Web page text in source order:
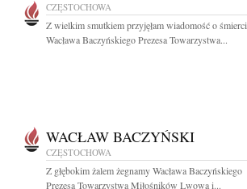
CZĘSTOCHOWA
Z wielkim smutkiem przyjęłam wiadomość o śmierci
Wacława Baczyńskiego Prezesa Towarzystwa...
WACŁAW BACZYŃSKI
CZĘSTOCHOWA
Z głębokim żalem żegnamy Wacława Baczyńskiego
Prezesa Towarzystwa Miłośników Lwowa i...